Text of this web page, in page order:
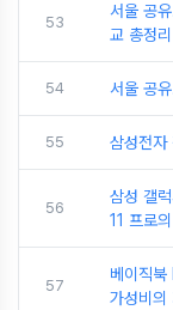
53
서울 공
교 총정리
54 서울 공
55 삼성전
56
삼성 갤
11 프로
57
베이직
가성비의